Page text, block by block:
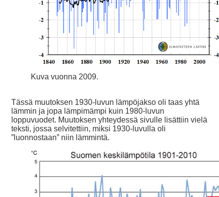
Kuva vuonna 2009.
Tässä muutoksen 1930-luvun lämpöjakso oli taas yhtä
lämmin ja jopa lämpimämpi kuin 1980-luvun
loppuvuodet. Muutoksen yhteydessä sivulle lisättiin vielä
teksti, jossa selvitettiin, miksi 1930-luvulla oli
”luonnostaan” niin lämmintä.